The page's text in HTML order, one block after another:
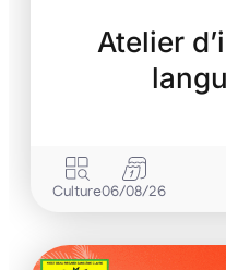
Atelier
Culture06/08/26